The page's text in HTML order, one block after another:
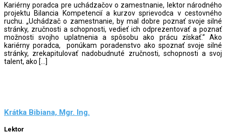
Kariérny poradca pre uchádzačov o zamestnanie, lektor národného
projektu Bilancia Kompetencií a kurzov sprievodca v cestovného
ruchu. „Uchádzač o zamestnanie, by mal dobre poznať svoje silné
stránky, zručnosti a schopnosti, vedieť ich odprezentovať a poznať
možnosti svojho uplatnenia a spôsobu ako prácu získať.“ Ako
kariérny poradca, ponúkam poradenstvo ako spoznať svoje silné
stránky, zrekapitulovať nadobudnuté zručnosti, schopnosti a svoj
talent, ako […]
Krátka Bibiana, Mgr. Ing.
Lektor